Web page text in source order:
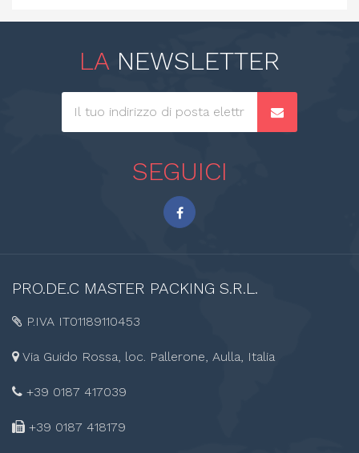
LA NEWSLETTER
SEGUICI
PRO.DE.C MASTER PACKING S.R.L.
P.IVA IT01189110453
Via Guido Rossa, loc. Pallerone, Aulla, Italia
+39 0187 417039
+39 0187 418179